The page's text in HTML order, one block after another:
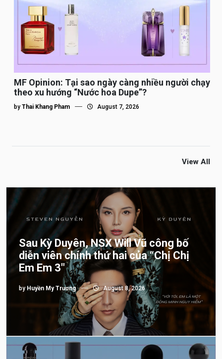
MF Opinion: Tại sao ngày càng nhiều người chạy
theo xu hướng “Nước hoa Dupe”?
by Thai Khang Pham August 7, 2026
View All
Sau Kỳ Duyên, NSX Will Vũ công bố
diễn viên chính thứ hai của “Chị Chị
Em Em 3″
by Huyền My Trương August 8, 2026